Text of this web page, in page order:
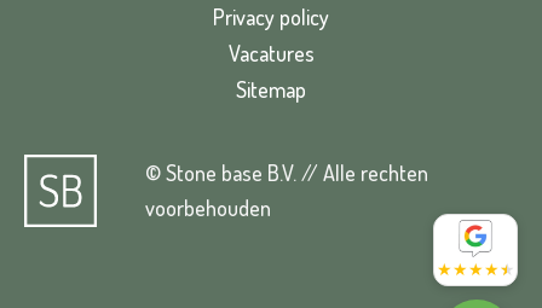
★★★★★
Privacy policy
Vacatures
Sitemap
© Stone base B.V. // Alle rechten
voorbehouden